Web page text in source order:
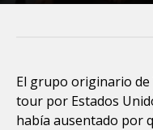
El grupo originario
tour por Estados
había ausentado por